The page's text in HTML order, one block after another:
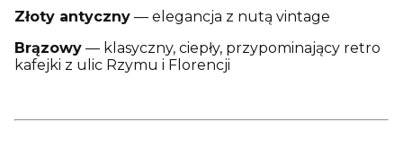
Złoty antyczny — elegancja z nutą vintage
Brązowy — klasyczny, ciepły, przypominający retro
kafejki z ulic Rzymu i Florencji